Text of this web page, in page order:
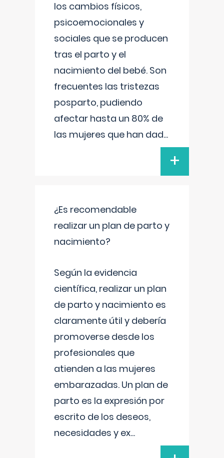
los cambios físicos,
psicoemocionales y
sociales que se producen
tras el parto y el
nacimiento del bebé. Son
frecuentes las tristezas
posparto, pudiendo
afectar hasta un 80% de
las mujeres que han dad...
+
¿Es recomendable
realizar un plan de parto y
nacimiento?
Según la evidencia
científica, realizar un plan
de parto y nacimiento es
claramente útil y debería
promoverse desde los
profesionales que
atienden a las mujeres
embarazadas. Un plan de
parto es la expresión por
escrito de los deseos,
necesidades y ex...